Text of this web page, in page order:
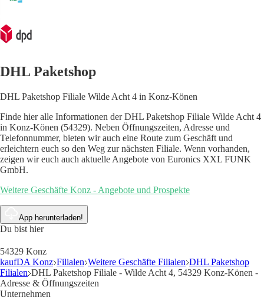
DHL Paketshop
DHL Paketshop Filiale Wilde Acht 4 in Konz-Könen
Finde hier alle Informationen der DHL Paketshop Filiale Wilde Acht 4
in Konz-Könen (54329). Neben Öffnungszeiten, Adresse und
Telefonnummer, bieten wir auch eine Route zum Geschäft und
erleichtern euch so den Weg zur nächsten Filiale. Wenn vorhanden,
zeigen wir euch auch aktuelle Angebote von Euronics XXL FUNK
GmbH.
Weitere Geschäfte Konz - Angebote und Prospekte
App herunterladen!
Du bist hier
54329 Konz
kaufDA Konz Filialen Weitere Geschäfte Filialen DHL Paketshop
Filialen DHL Paketshop Filiale - Wilde Acht 4, 54329 Konz-Könen -
Adresse & Öffnungszeiten
Unternehmen